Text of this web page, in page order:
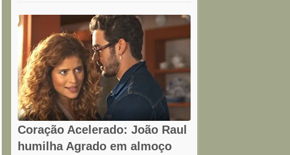
Coração Acelerado: João Raul
humilha Agrado em almoço